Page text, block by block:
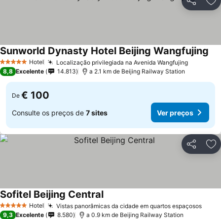
Partilhar
5 Estrelas Hotel Localização privilegiada na Avenida Wangfujing
Sunworld Dynasty Hotel Beijing Wangfujing
8,8 Excelente 14.813 a 2.1 km de Beijing Railway Station
De € 100
Consulte os preços de 7 sites Ver preços
Partilhar
5 Estrelas Hotel Vistas panorâmicas da cidade em quartos espaçosos
Sofitel Beijing Central
9,3 Excelente 8.580 a 0.9 km de Beijing Railway Station